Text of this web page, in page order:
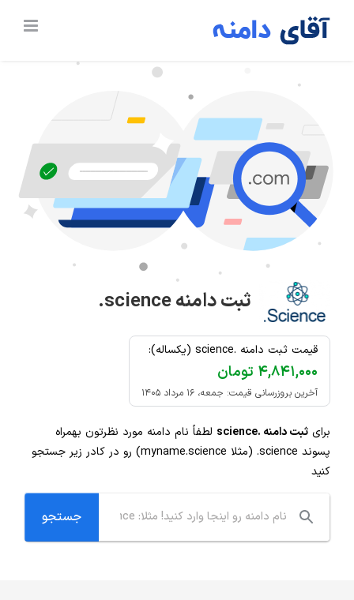
ثبت دامنه.science
قیمت ثبت دامنه .science (یکساله):
۴,۸۴۱,۰۰۰ تومان
آخرین بروزرسانی قیمت: جمعه، ۱۶ مرداد ۱۴۰۵
برای ثبت دامنه .science
لطفاً نام دامنه مورد نظرتون بهمراه
پسوند .science
(مثلا myname.science) رو در کادر زیر جستجو
کنید